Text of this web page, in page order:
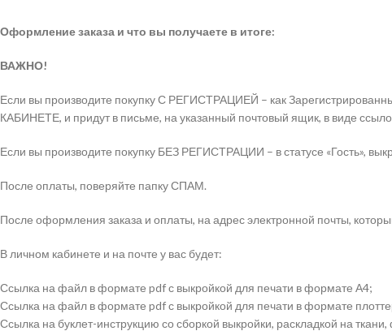
Оформление заказа и что вы получаете в итоге:
ВАЖНО!
Если вы производите покупку С РЕГИСТРАЦИЕЙ – как
КАБИНЕТЕ, и придут в письме, на указанный почтовый ящик, в виде
Если вы производите покупку БЕЗ РЕГИСТРАЦИИ – в статусе «Гость»,
После оплаты, поверяйте папку СПАМ.
После оформления заказа и оплаты, на адрес электронной почты,
В личном кабинете и на почте у вас будет:
Ссылка на файл в формате pdf с выкройкой для печати в формате А4;
Ссылка на файл в формате pdf с выкройкой для печати в формате
Ссылка на буклет-инструкцию со сборкой выкройки, раскладкой на